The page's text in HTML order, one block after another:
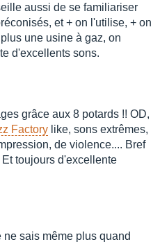
aussi de se familiariser
et + on l'utilise, + on
une usine à gaz, on
d'excellents sons.
grâce aux 8 potards !! OD,
Factory like, sons extrêmes,
de violence.... Bref
toujours d'excellente
sais même plus quand